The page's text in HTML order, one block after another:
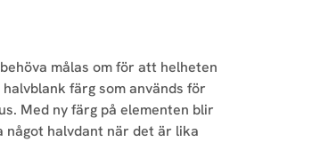
målas om för att helheten
färg som används för
Med ny färg på elementen blir
något halvdant när det är lika